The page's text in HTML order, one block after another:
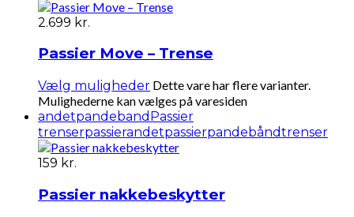
2.699 kr.
Passier Move – Trense
Vælg muligheder Dette vare har flere varianter.
Mulighederne kan vælges på varesiden
andetpandeband Passier
trenserpassierandetpassierpandebåndtrenser
159 kr.
Passier nakkebeskytter